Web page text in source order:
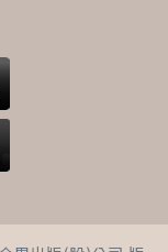
病重父親丟在